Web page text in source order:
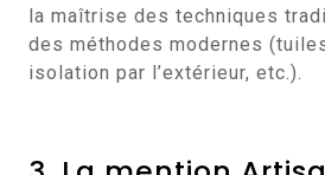
la maîtrise des techniques
des méthodes modernes
isolation par l’extérieur, etc.).